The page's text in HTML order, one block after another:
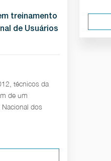
treinamento
de Usuários
técnicos da
de um
Nacional dos